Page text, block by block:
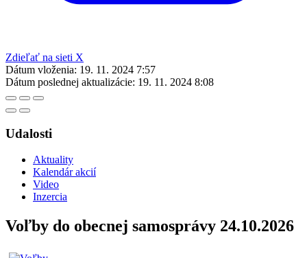
Zdieľať na sieti X
Dátum vloženia: 19. 11. 2024 7:57
Dátum poslednej aktualizácie: 19. 11. 2024 8:08
Udalosti
Aktuality
Kalendár akcií
Video
Inzercia
Voľby do obecnej samosprávy 24.10.2026